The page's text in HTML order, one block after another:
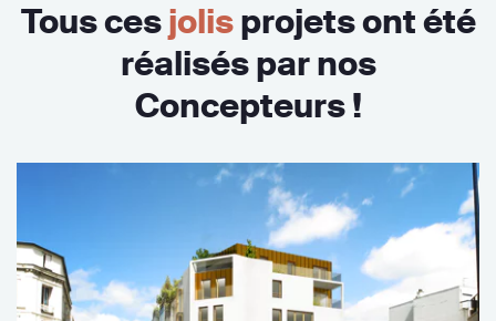
Tous cesjolisprojets ont été
réalisés par nos
Concepteurs !